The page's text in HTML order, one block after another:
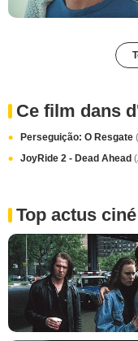
Ce film dans
Perseguição: O Resgate
JoyRide 2 - Dead Ahead
Top actus